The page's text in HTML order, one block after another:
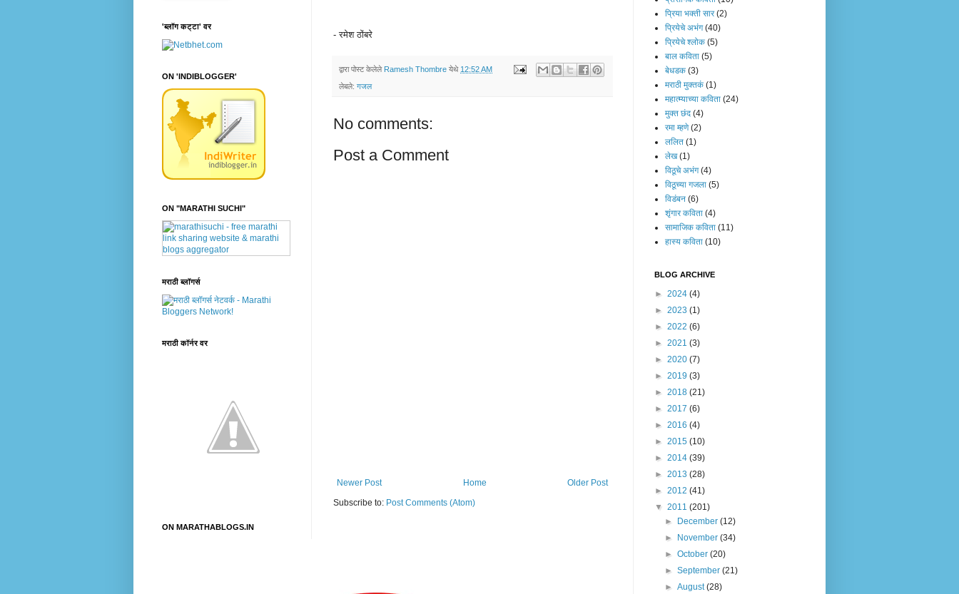
- रमेश ठोंबरे
द्वारा पोस्ट केलेले Ramesh Thombre येथे 12:52 AM
लेबले: गजल
No comments:
Post a Comment
Newer Post Older Post
Home
Subscribe to: Post Comments (Atom)
'ब्लॉग कट्टा' वर
ON 'INDIBLOGGER'
ON "MARATHI SUCHI"
मराठी ब्लॉगर्स
मराठी कॉर्नर वर
ON MARATHABLOGS.IN
प्रिया भक्ती सार (2)
प्रियेचे अभंग (40)
प्रियेचे श्लोक (5)
बाल कविता (5)
बेधडक (3)
मराठी मुक्तकं (1)
महात्म्याच्या कविता (24)
मुक्त छंद (4)
रमा म्हणे (2)
ललित (1)
लेख (1)
विठूचे अभंग (4)
विठूच्या गजला (5)
विडंबन (6)
शृंगार कविता (4)
सामाजिक कविता (11)
हास्य कविता (10)
BLOG ARCHIVE
► 2024 (4)
► 2023 (1)
► 2022 (6)
► 2021 (3)
► 2020 (7)
► 2019 (3)
► 2018 (21)
► 2017 (6)
► 2016 (4)
► 2015 (10)
► 2014 (39)
► 2013 (28)
► 2012 (41)
▼ 2011 (201)
►
December(12)
►
November(34)
►October(20)
►September(21)
►August(28)